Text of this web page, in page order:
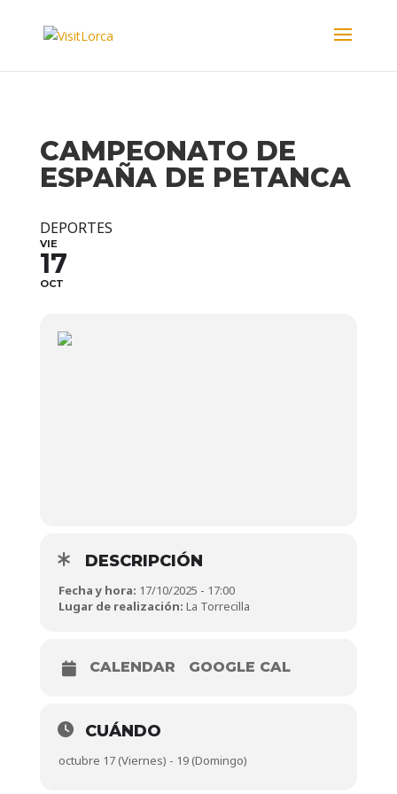
CAMPEONATO DE
ESPAÑA DE PETANCA
DEPORTES
VIE
17
OCT
DESCRIPCIÓN
Fecha y hora: 17/10/2025 - 17:00
Lugar de realización: La Torrecilla
CALENDAR GOOGLE CAL
CUÁNDO
octubre 17 (Viernes) - 19 (Domingo)